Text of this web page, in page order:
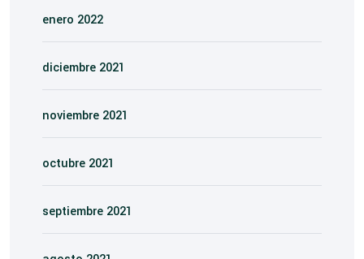
enero 2022
diciembre 2021
noviembre 2021
octubre 2021
septiembre 2021